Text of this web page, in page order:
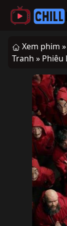
Xem phim »
Tranh » Phiêu